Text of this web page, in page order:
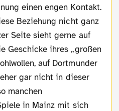
einen engen Kontakt.
Beziehung nicht ganz
Seite sieht gerne auf
Geschicke ihres „großen
auf Dortmunder
gar nicht in dieser
manchen
in Mainz mit sich